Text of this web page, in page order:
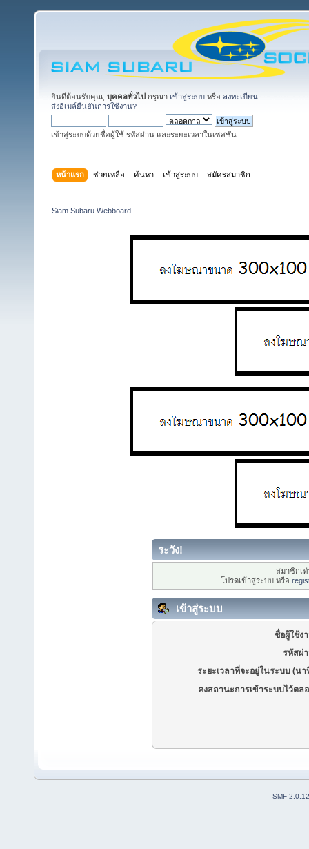
ยินดีต้อนรับคุณ, บุคคลทั่วไป กรุณา เข้าสู่ระบบ หรือ ลงทะเบียน
ส่งอีเมล์ยืนยันการใช้งาน?
เข้าสู่ระบบด้วยชื่อผู้ใช้ รหัสผ่าน และระยะเวลาในเซสชั่น
หน้าแรก ช่วยเหลือ ค้นหา เข้าสู่ระบบ สมัครสมาชิก
Siam Subaru Webboard
ระวัง!
สมาชิกเ
โปรดเข้าสู่ระบบ หรือ
เข้าสู่ระบบ
ชื่อผู้ใช้ง
รหัสผ่
ระยะเวลาที่จะอยู่ในระบบ (นา
คงสถานะการเข้าระบบไว้ตล
SMF 2.0.12